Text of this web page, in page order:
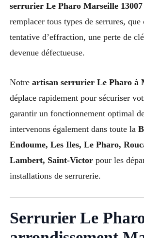
serrurier Le Pharo Marseille 13007
remplacer tous types de serrures, que
tentative d’effraction, une perte de
devenue défectueuse.
Notre artisan serrurier Le Pharo à
déplace rapidement pour sécuriser
garantir un fonctionnement optimal
intervenons également dans toute la
Endoume, Les Iles, Le Pharo,
Lambert, Saint-Victor pour les
installations de serrurerie.
Serrurier Le